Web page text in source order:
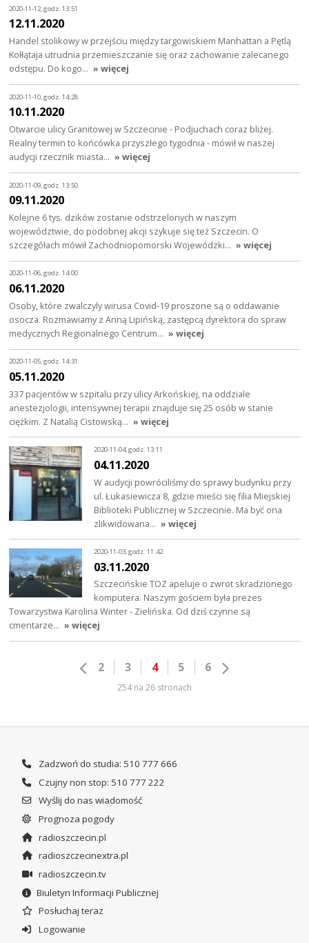
2020-11-12, godz. 13:51
12.11.2020
Handel stolikowy w przejściu między targowiskiem Manhattan a Pętlą
Kołłątaja utrudnia przemieszczanie się oraz zachowanie zalecanego
odstępu. Do kogo… » więcej
2020-11-10, godz. 14:28
10.11.2020
Otwarcie ulicy Granitowej w Szczecinie - Podjuchach coraz bliżej.
Realny termin to końcówka przyszłego tygodnia - mówił w naszej
audycji rzecznik miasta… » więcej
2020-11-09, godz. 13:50
09.11.2020
Kolejne 6 tys. dzików zostanie odstrzelonych w naszym
województwie, do podobnej akcji szykuje się też Szczecin. O
szczegółach mówił Zachodniopomorski Wojewódzki… » więcej
2020-11-06, godz. 14:00
06.11.2020
Osoby, które zwalczyly wirusa Covid-19 proszone są o oddawanie
osocza. Rozmawiamy z Anną Lipińską, zastępcą dyrektora do spraw
medycznych Regionalnego Centrum… » więcej
2020-11-05, godz. 14:31
05.11.2020
337 pacjentów w szpitalu przy ulicy Arkońskiej, na oddziale
anestezjologii, intensywnej terapii znajduje się 25 osób w stanie
ciężkim. Z Natalią Cistowską… » więcej
2020-11-04, godz. 13:11
04.11.2020
W audycji powróciliśmy do sprawy budynku przy
ul. Łukasiewicza 8, gdzie mieści się filia Miejskiej
Biblioteki Publicznej w Szczecinie. Ma być ona
zlikwidowana… » więcej
2020-11-03, godz. 11:42
03.11.2020
Szczecińskie TOZ apeluje o zwrot skradzionego
komputera. Naszym gościem była prezes
Towarzystwa Karolina Winter - Zielińska. Od dziś czynne są
cmentarze… » więcej
2 3 4 5 6
254 na 26 stronach
Zadzwoń do studia: 510 777 666
Czujny non stop: 510 777 222
Wyślij do nas wiadomość
Prognoza pogody
radioszczecin.pl
radioszczecinextra.pl
radioszczecin.tv
Biuletyn Informacji Publicznej
Posłuchaj teraz
Logowanie